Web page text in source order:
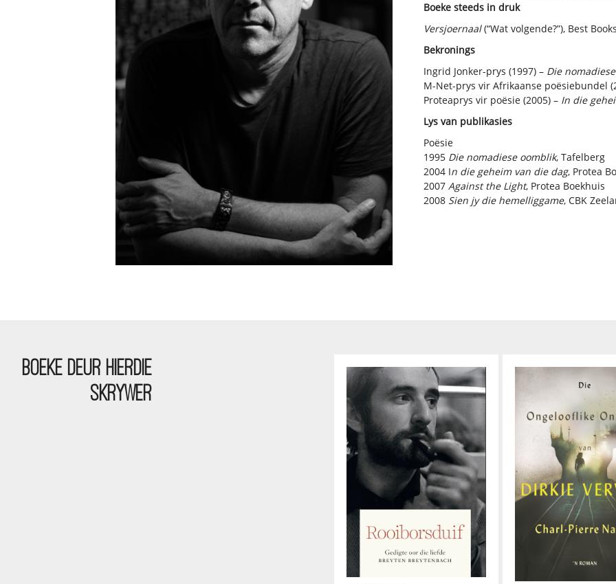
Boeke steeds in druk
Versjoernaal(“Wat volgende?”), Best
Bekronings
Ingrid Jonker-prys (1997) – Die
M-Net-prys vir Afrikaanse poësiebundel
Proteaprys vir poësie (2005) – In die
Lys van publikasies
Poësie
1995 Die nomadiese oomblik, Tafelberg
2004 In die geheim van die dag, Protea
2007 Against the Light, Protea Boekhuis
2008 Sien jy die hemelliggame, CBK
BOEKE DEUR HIERDIE
SKRYWER